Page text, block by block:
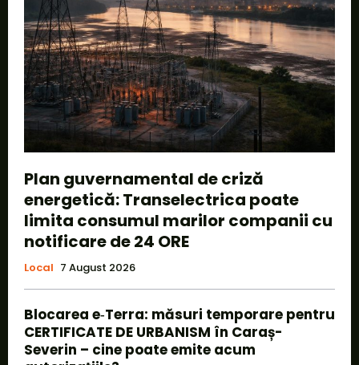
Plan guvernamental de criză
energetică: Transelectrica poate
limita consumul marilor companii cu
notificare de 24 ORE
Local 7 August 2026
Blocarea e‑Terra: măsuri temporare pentru
CERTIFICATE DE URBANISM în Caraș-
Severin – cine poate emite acum